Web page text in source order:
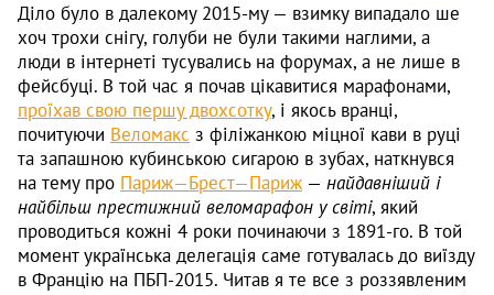
Діло було в далекому 2015-му — взимку випадало ше
хоч трохи снігу, голуби не були такими наглими, а
люди в інтернеті тусувались на форумах, а не лише в
фейсбуці. В той час я почав цікавитися марафонами,
проїхав свою першу двохсотку, і якось вранці,
почитуючи Веломакс з філіжанкою міцної кави в руці
та запашною кубинською сигарою в зубах, наткнувся
на тему про Париж—Брест—Париж — найдавніший і
найбільш престижний веломарафон у світі, який
проводиться кожні 4 роки починаючи з 1891-го. В той
момент українська делегація саме готувалась до виїзду
в Францію на ПБП-2015. Читав я те все з роззявленим